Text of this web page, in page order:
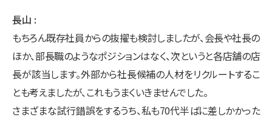
長山
もちろん既存社員からの抜擢も検討しましたが、会長や社長の
ほか、部長職のようなポジションはなく、次というと各店舗の店
長が該当します。外部から社長候補の人材をリクルートするこ
とも考えましたが、これもうまくいきませんでした。
さまざまな試行錯誤をするうち、私も70代半ばに差しかかった